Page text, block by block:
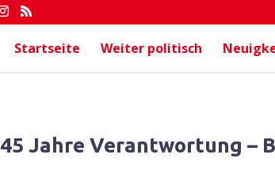
Startseite Weiter politisch
Jahre Verantwortung –